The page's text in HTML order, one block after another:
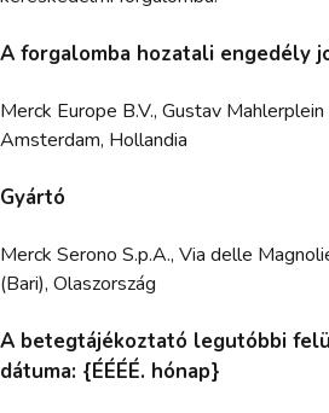
A forgalomba hozatali engedély
Merck Europe B.V., Gustav
Amsterdam, Hollandia
Gyártó
Merck Serono S.p.A., Via delle
(Bari), Olaszország
A betegtájékoztató legutóbbi
dátuma: {ÉÉÉÉ. hónap}